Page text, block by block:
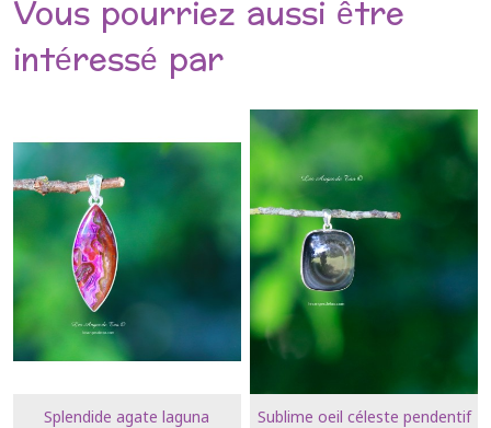
Vous pourriez aussi être
intéressé par
Splendide agate laguna
Sublime oeil céleste pendentif